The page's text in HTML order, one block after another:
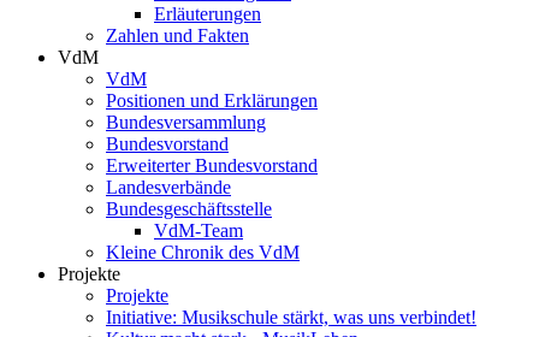
Erläuterungen
Zahlen und Fakten
VdM
VdM
Positionen und Erklärungen
Bundesversammlung
Bundesvorstand
Erweiterter Bundesvorstand
Landesverbände
Bundesgeschäftsstelle
VdM-Team
Kleine Chronik des VdM
Projekte
Projekte
Initiative: Musikschule stärkt, was uns verbindet!